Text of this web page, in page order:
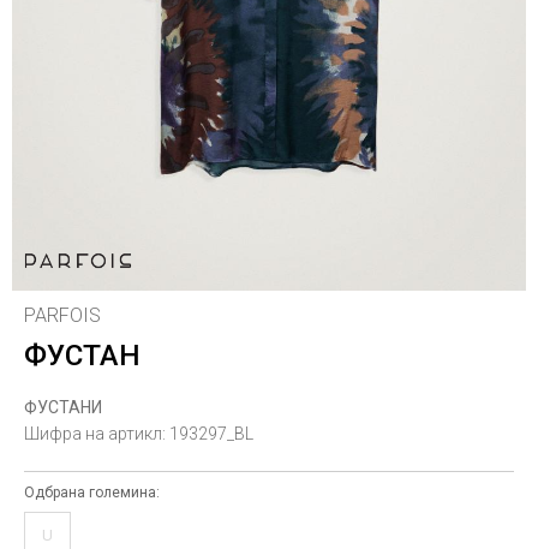
PARFOIS
ФУСТАН
ФУСТАНИ
Шифра на артикл: 193297_BL
Одбрана големина:
U